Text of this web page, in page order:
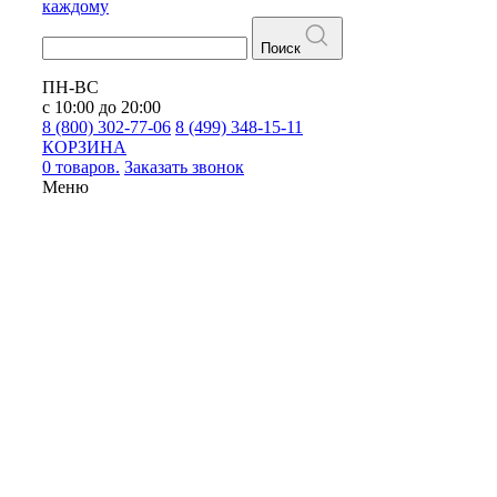
каждому
Поиск
ПН-ВС
с 10:00 до 20:00
8 (800) 302-77-06 8 (499) 348-15-11
КОРЗИНА
0 товаров. Заказать звонок
Меню